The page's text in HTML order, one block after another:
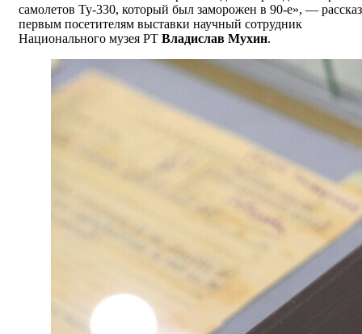
самолетов Ту-330, который был заморожен в 90-е», —
первым посетителям выставки научный сотрудник
Национального музея РТ Владислав Мухин.